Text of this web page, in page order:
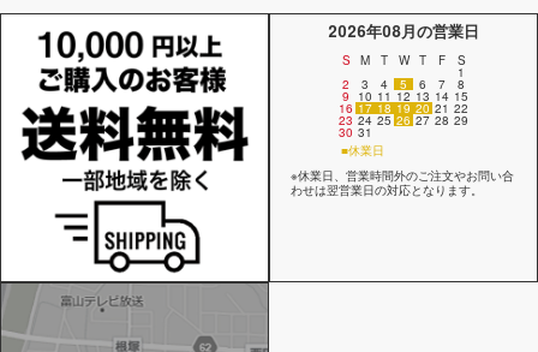
2026年08月の営業日
S M T W T F S
1
2 3 4 5 6 7 8
9 10 11 12 13 14 15
16 17 18 19 20 21 22
23 24 25 26 27 28 29
30 31
■休業日
※休業日、営業時間外のご注文やお問い合
わせは翌営業日の対応となります。